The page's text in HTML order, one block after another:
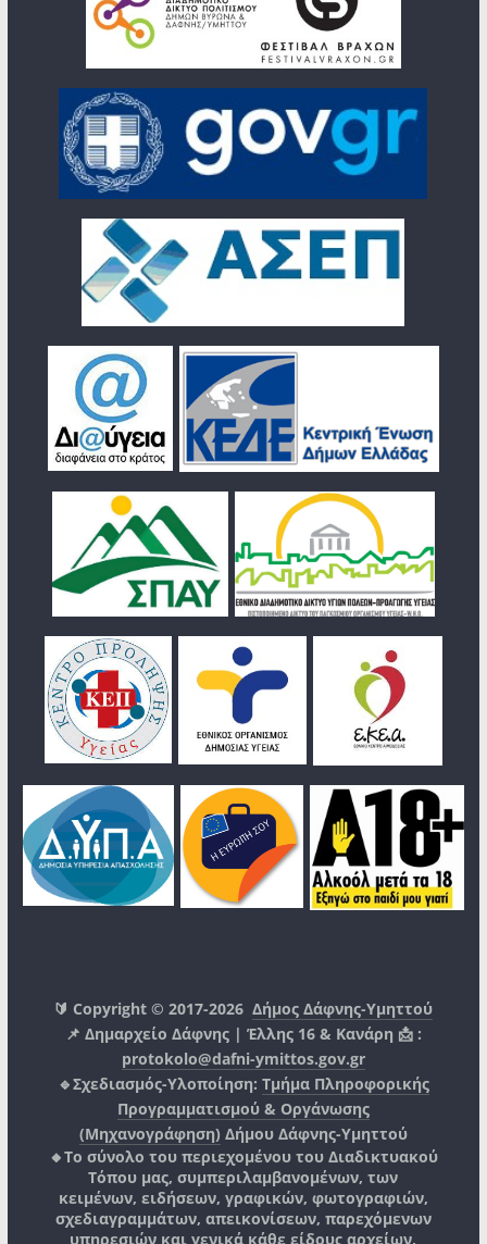
🔰 Copyright © 2017-2026Δήμος Δάφνης-Υμηττού
📌 Δημαρχείο Δάφνης | Έλλης 16 & Κανάρη 📩 :
protokolo@dafni-ymittos.gov.gr
🔹Σχεδιασμός-Υλοποίηση: Τμήμα Πληροφορικής
Προγραμματισμού & Οργάνωσης
(Μηχανογράφηση) Δήμου Δάφνης-Υμηττού
🔸Το σύνολο του περιεχομένου του Διαδικτυακού
Τόπου μας, συμπεριλαμβανομένων, των
κειμένων, ειδήσεων, γραφικών, φωτογραφιών,
σχεδιαγραμμάτων, απεικονίσεων, παρεχόμενων
υπηρεσιών και γενικά κάθε είδους αρχείων,